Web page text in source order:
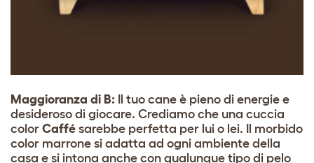
Maggioranza di B: Il tuo cane è pieno di energie e
desideroso di giocare. Crediamo che una cuccia
color Caffé sarebbe perfetta per lui o lei. Il morbido
color marrone si adatta ad ogni ambiente della
casa e si intona anche con qualunque tipo di pelo